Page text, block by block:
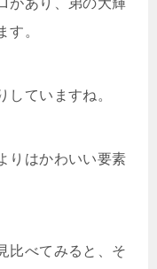
があり、弟の大輝
す。
していますね。
りはかわいい要素
比べてみると、そ